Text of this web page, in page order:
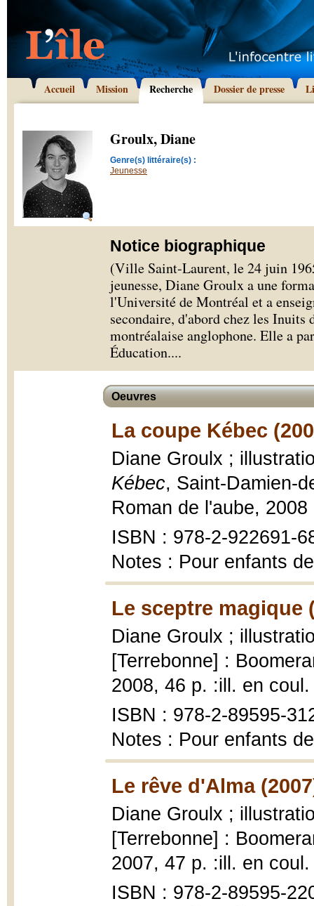
Accueil Mission Recherche Dossier de presse
Groulx, Diane
Genre(s) littéraire(s) :
Jeunesse
Notice biographique
(Ville Saint-Laurent, le 24 juin
jeunesse, Diane Groulx a une
l'Université de Montréal et a
secondaire, d'abord chez les Inuits
montréalaise anglophone. Elle a
Éducation....
Oeuvres
La coupe Kébec
Diane Groulx ;
Kébec, Saint-Damien-
Roman de l'aube, 2008
ISBN : 978-2-922691-
Notes : Pour enfants
Le sceptre magique
Diane Groulx ;
[Terrebonne] :
2008, 46 p. :ill. en
ISBN : 978-2-89595-
Notes : Pour enfants
Le rêve d'Alma
Diane Groulx ;
[Terrebonne] :
2007, 47 p. :ill. en
ISBN : 978-2-89595-